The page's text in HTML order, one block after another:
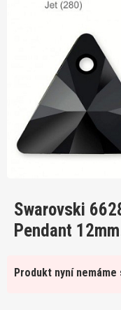
Swarovski
Pendant
Produkt nyní nemáme